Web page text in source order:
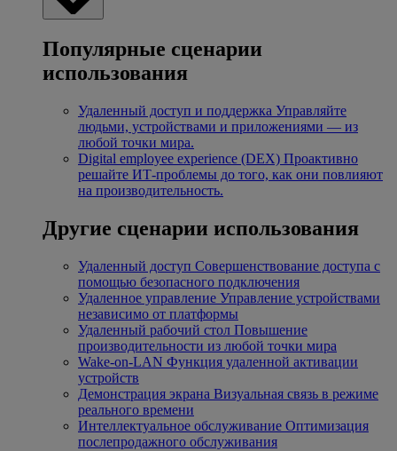
Популярные сценарии
использования
Удаленный доступ и поддержка Управляйте
людьми, устройствами и приложениями — из
любой точки мира.
Digital employee experience (DEX) Проактивно
решайте ИТ-проблемы до того, как они повлияют
на производительность.
Другие сценарии использования
Удаленный доступ Совершенствование доступа с
помощью безопасного подключения
Удаленное управление Управление устройствами
независимо от платформы
Удаленный рабочий стол Повышение
производительности из любой точки мира
Wake-on-LAN Функция удаленной активации
устройств
Демонстрация экрана Визуальная связь в режиме
реального времени
Интеллектуальное обслуживание Оптимизация
послепродажного обслуживания